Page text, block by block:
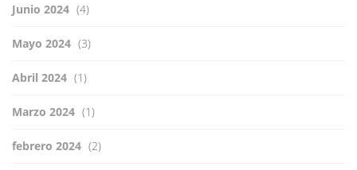
Junio 2024 (4)
Mayo 2024 (3)
Abril 2024 (1)
Marzo 2024 (1)
febrero 2024 (2)